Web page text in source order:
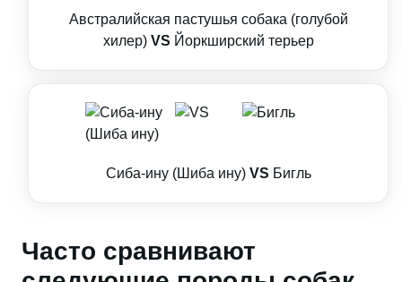
Австралийская пастушья собака (голубой
хилер) VS Йоркширский терьер
Сиба-ину (Шиба ину) VS Бигль
Часто сравнивают